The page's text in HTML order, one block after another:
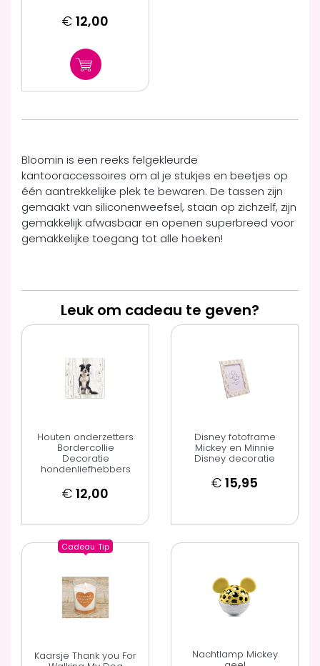
€ 12,00
Bloomin is een reeks felgekleurde
kantooraccessoires om al je stukjes en beetjes op
één aantrekkelijke plek te bewaren. De tassen zijn
gemaakt van siliconenweefsel, staan op zichzelf, zijn
gemakkelijk afwasbaar en openen superbreed voor
gemakkelijke toegang tot alle hoeken!
Leuk om cadeau te geven?
Houten onderzetters
Bordercollie
Decoratie
hondenliefhebbers
€ 12,00
Disney fotoframe
Mickey en Minnie
Disney decoratie
€ 15,95
Cadeau Tip
Kaarsje Thank you For Nachtlamp Mickey